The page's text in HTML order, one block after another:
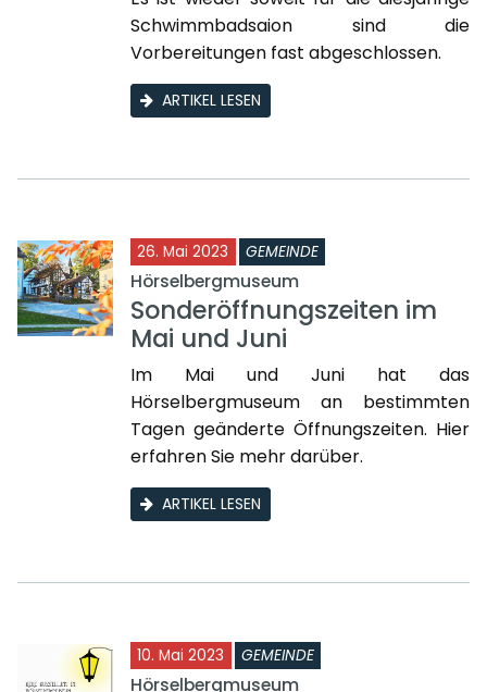
Schwimmbadsaion sind die
Vorbereitungen fast abgeschlossen.
ARTIKEL LESEN
26. Mai 2023 GEMEINDE
Hörselbergmuseum
Sonderöffnungszeiten im
Mai und Juni
Im Mai und Juni hat das
Hörselbergmuseum an bestimmten
Tagen geänderte Öffnungszeiten. Hier
erfahren Sie mehr darüber.
ARTIKEL LESEN
10. Mai 2023 GEMEINDE
Hörselbergmuseum